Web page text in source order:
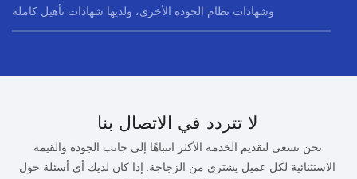
وشهادات نظام الجودة الأخرى، ولديها شهادات تأهيل كاملة
لا تتردد في الاتصال بنا
نحن نسعى لتقديم الخدمة الأكثر انتباهًا إلى جانب الجودة والقيمة
الاستثنائية لكل عميل يشتري من الزجاجة. إذا كان لديك أي أسئلة حول